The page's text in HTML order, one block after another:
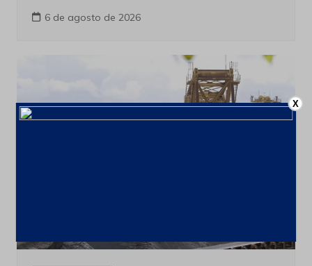
6 de agosto de 2026
X